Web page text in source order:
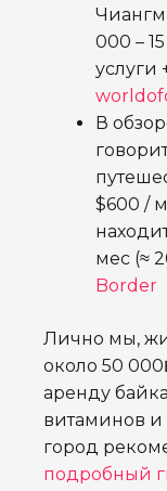
000 –
услуги
В
$600 /
мес (≈
Border
Лично мы,
около 50
аренду
витаминов
город
подробный